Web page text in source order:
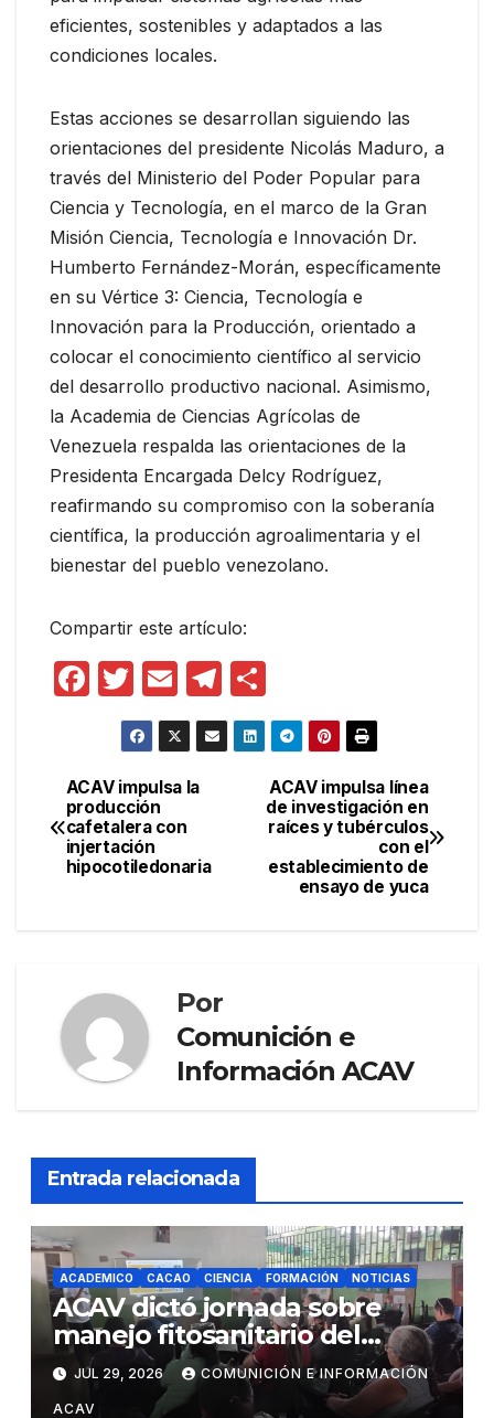
eficientes, sostenibles y adaptados a las
condiciones locales.
Estas acciones se desarrollan siguiendo las
orientaciones del presidente Nicolás Maduro, a
través del Ministerio del Poder Popular para
Ciencia y Tecnología, en el marco de la Gran
Misión Ciencia, Tecnología e Innovación Dr.
Humberto Fernández-Morán, específicamente
en su Vértice 3: Ciencia, Tecnología e
Innovación para la Producción, orientado a
colocar el conocimiento científico al servicio
del desarrollo productivo nacional. Asimismo,
la Academia de Ciencias Agrícolas de
Venezuela respalda las orientaciones de la
Presidenta Encargada Delcy Rodríguez,
reafirmando su compromiso con la soberanía
científica, la producción agroalimentaria y el
bienestar del pueblo venezolano.
Compartir este artículo:
F
e
b
o
T
w
itt
er
E
m
ail
T
el
e
o
m
p
ar
tir
Navegación
de
entradas
ACAV impulsa línea
de investigación en
raíces y tubérculos
con el
establecimiento de
ensayo de yuca
ACAV impulsa la
producción
cafetalera con
injertación
hipocotiledonaria
Por
Comunición e
Información ACAV
Entrada relacionada
ACADEMICO CACAO CIENCIA FORMACIÓN NOTICIAS
ACAV dictó jornada sobre
manejo fitosanitario del
cacao a productores del
estado Barinas
JUL 29, 2026 COMUNICIÓN E INFORMACIÓN
ACAV